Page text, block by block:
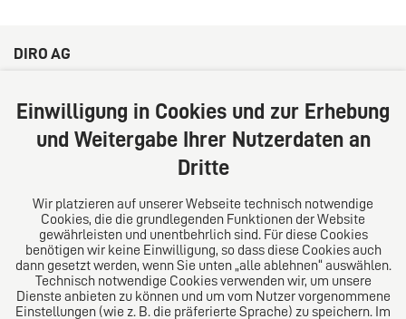
DIRO AG
20354 Hamburg
Deutschland
Tel: +49 (0) 40 41352231
Über uns
Das Kanzlei-Vertrauensnetzwerk. Aus Europa für die
Welt. Für den erfolgreichen Mittelstand.
Einwilligung in Cookies und zur Erhebung
und Weitergabe Ihrer Nutzerdaten an
Dritte
Wir platzieren auf unserer Webseite technisch notwendige
Cookies, die die grundlegenden Funktionen der Website
gewährleisten und unentbehrlich sind. Für diese Cookies
benötigen wir keine Einwilligung, so dass diese Cookies auch
dann gesetzt werden, wenn Sie unten „alle ablehnen“ auswählen.
Technisch notwendige Cookies verwenden wir, um unsere
Dienste anbieten zu können und um vom Nutzer vorgenommene
Einstellungen (wie z. B. die präferierte Sprache) zu speichern. Im